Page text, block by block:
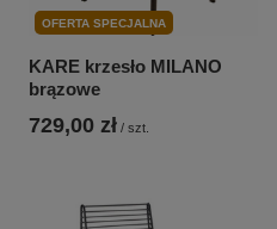
OFERTA SPECJALNA
KARE krzesło MILANO
brązowe
729,00 zł / szt.